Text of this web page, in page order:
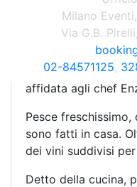
salsa Panarea), gli
di stagione, i
Martion e riso
ricco menù ed una
affidata agli chef
Pesce
sono fatti in casa.
dei vini suddivisi
Detto della cucina,
Milano
Via G.B.
02-84571125,